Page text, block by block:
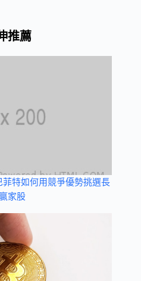
推薦
特如何用競爭優勢挑選長
家股